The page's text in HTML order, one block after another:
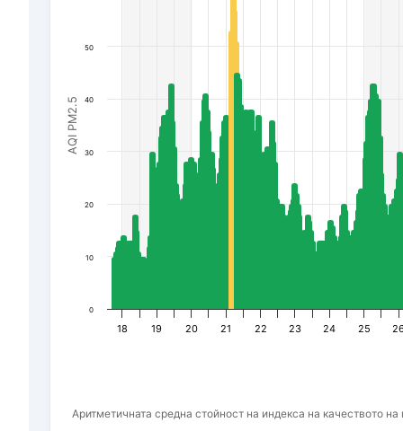
Аритметичната средна стойност на индекса на качеството
AQI PM2.5
18 19 20 21 22 23 24 25
0
10
20
30
40
50